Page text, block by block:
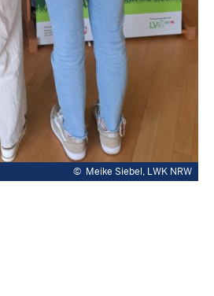
© Meike Siebel, LWK NRW